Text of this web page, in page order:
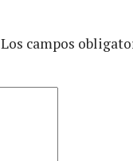
Los campos